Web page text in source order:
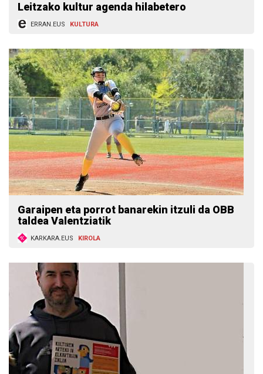
Leitzako kultur agenda hilabetero
ERRAN.EUS KULTURA
Garaipen eta porrot banarekin itzuli da OBB
taldea Valentziatik
KARKARA.EUS KIROLA